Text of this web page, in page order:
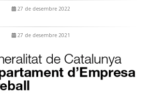
27 de desembre 2022
27 de desembre 2021